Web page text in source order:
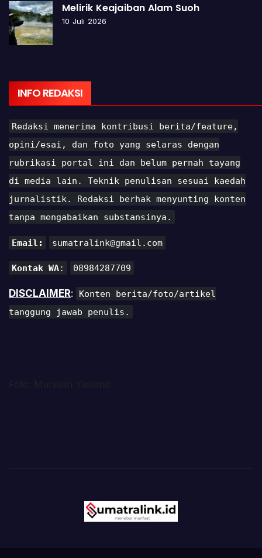
Melirik Keajaiban Alam Suoh
10 Juli 2026
INFO REDAKSI
Redaksi menerima kontribusi berita/feature,
opini/esai, dan foto yang selaras dengan
rubrikasi portal ini dan belum pernah tayang
di media lain. Teknik penulisan sesuai kaedah
jurnalistik. Redaksi berhak menyunting konten
tanpa mengabaikan substansinya.
Email: sumatralink@gmail.com
Kontak WA: 08984287709
DISCLAIMER:
Konten berita/foto/artikel
tanggung jawab penulis.